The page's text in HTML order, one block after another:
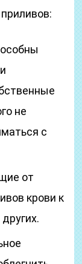
не
с
от
крови к